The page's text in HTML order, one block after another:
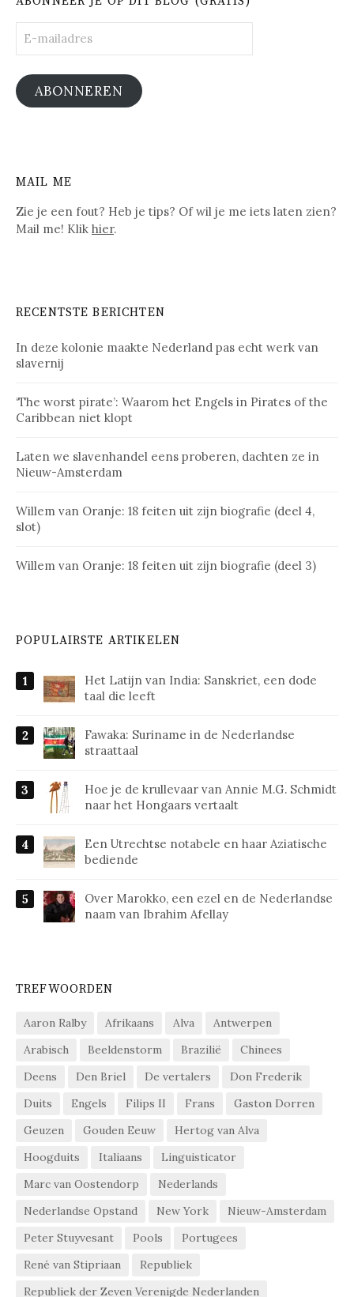
mailadres
ABONNEREN
MAIL ME
Zie je een fout? Heb je tips? Of wil je me iets laten zien?
Mail me! Klik hier.
RECENTSTE BERICHTEN
In deze kolonie maakte Nederland pas echt werk van
slavernij
‘The worst pirate’: Waarom het Engels in Pirates of the
Caribbean niet klopt
Laten we slavenhandel eens proberen, dachten ze in
Nieuw-Amsterdam
Willem van Oranje: 18 feiten uit zijn biografie (deel 4,
slot)
Willem van Oranje: 18 feiten uit zijn biografie (deel 3)
POPULAIRSTE ARTIKELEN
Het Latijn van India: Sanskriet, een dode
taal die leeft
Fawaka: Suriname in de Nederlandse
straattaal
Hoe je de krullevaar van Annie M.G. Schmidt
naar het Hongaars vertaalt
Een Utrechtse notabele en haar Aziatische
bediende
Over Marokko, een ezel en de Nederlandse
naam van Ibrahim Afellay
TREFWOORDEN
Aaron Ralby Afrikaans Alva
Antwerpen
Arabisch
Beeldenstorm Brazilië
Chinees
Deens
Den Briel De vertalers
Don Frederik
Duits
Engels Filips II Frans
Gaston Dorren
Geuzen
Gouden Eeuw
Hertog van Alva
Hoogduits
Italiaans
Linguisticator
Marc van Oostendorp
Nederlands
Nederlandse Opstand
New York
Nieuw-Amsterdam
Peter Stuyvesant
Pools
Portugees
René van Stipriaan
Republiek
Republiek der Zeven Verenigde Nederlanden